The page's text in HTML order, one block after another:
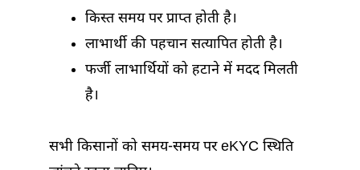
किस्त समय पर प्राप्त होती है।
लाभार्थी की पहचान सत्यापित होती है।
फर्जी लाभार्थियों को हटाने में मदद मिलती
है।
सभी किसानों को समय-समय पर eKYC स्थिति